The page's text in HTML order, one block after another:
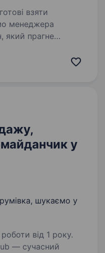
взяти
який прагне
довіри,
у
шукаємо у
від 1 року.
— сучасний